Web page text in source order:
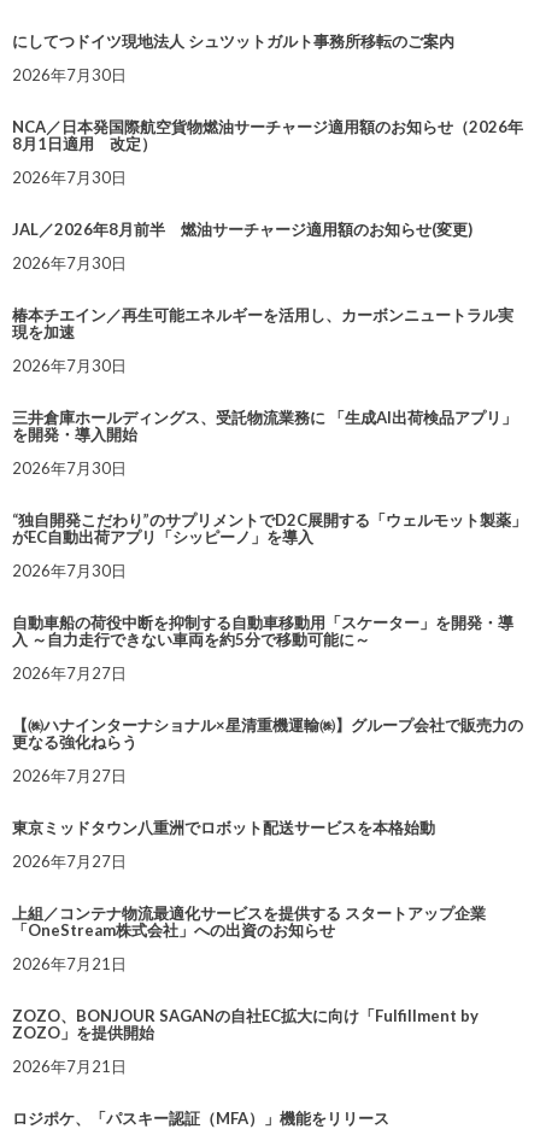
にしてつドイツ現地法人 シュツットガルト事務所移転のご案内
2026年7月30日
NCA／日本発国際航空貨物燃油サーチャージ適用額のお知らせ（2026年
8月1日適用 改定）
2026年7月30日
JAL／2026年8月前半 燃油サーチャージ適用額のお知らせ(変更)
2026年7月30日
椿本チエイン／再生可能エネルギーを活用し、カーボンニュートラル実
現を加速
2026年7月30日
三井倉庫ホールディングス、受託物流業務に 「生成AI出荷検品アプリ」
を開発・導入開始
2026年7月30日
“独自開発こだわり”のサプリメントでD2C展開する「ウェルモット製薬」
がEC自動出荷アプリ「シッピーノ」を導入
2026年7月30日
自動車船の荷役中断を抑制する自動車移動用「スケーター」を開発・導
入 ～自力走行できない車両を約5分で移動可能に～
2026年7月27日
【㈱ハナインターナショナル×星清重機運輸㈱】グループ会社で販売力の
更なる強化ねらう
2026年7月27日
東京ミッドタウン八重洲でロボット配送サービスを本格始動
2026年7月27日
上組／コンテナ物流最適化サービスを提供する スタートアップ企業
「OneStream株式会社」への出資のお知らせ
2026年7月21日
ZOZO、BONJOUR SAGANの自社EC拡大に向け「Fulfillment by
ZOZO」を提供開始
2026年7月21日
ロジポケ、「パスキー認証（MFA）」機能をリリース